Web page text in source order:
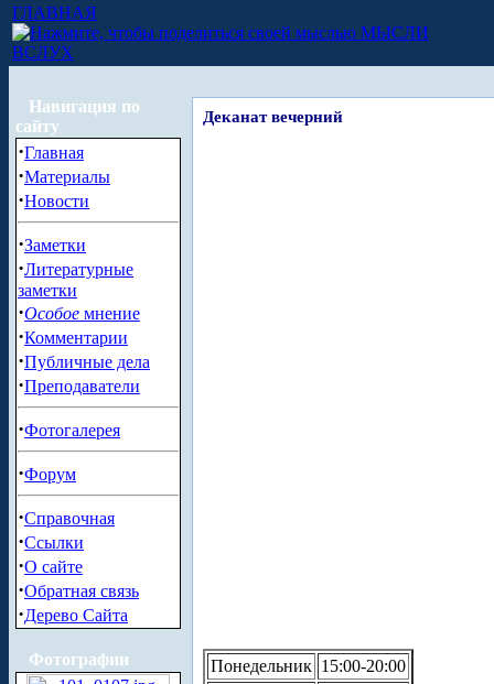
ГЛАВНАЯ
МЫСЛИ
ВСЛУХ
Навигация по
сайту
·Главная
·Материалы
·Новости
·Заметки
·Литературные
заметки
·Особое мнение
·Комментарии
·Публичные дела
·Преподаватели
·Фотогалерея
·Форум
·Справочная
·Ссылки
·О сайте
·Обратная связь
·Дерево Сайта
Фотографии
Деканат вечерний
Понедельник 15:00-20:00